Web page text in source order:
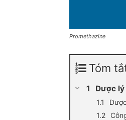
Promethazine
Tóm
Dược